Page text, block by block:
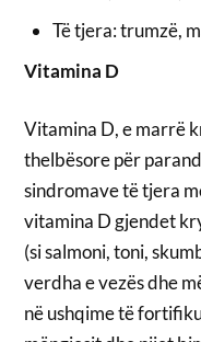
Të tjera: trumzë,
Vitamina D
Vitamina D, e marrë
thelbësore për
sindromave të tjera
vitamina D gjendet
(si salmoni, toni,
verdha e vezës dhe
në ushqime të